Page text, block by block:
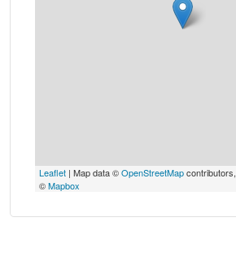
Leaflet | Map data ©OpenStreetMapcontributors,
©Mapbox